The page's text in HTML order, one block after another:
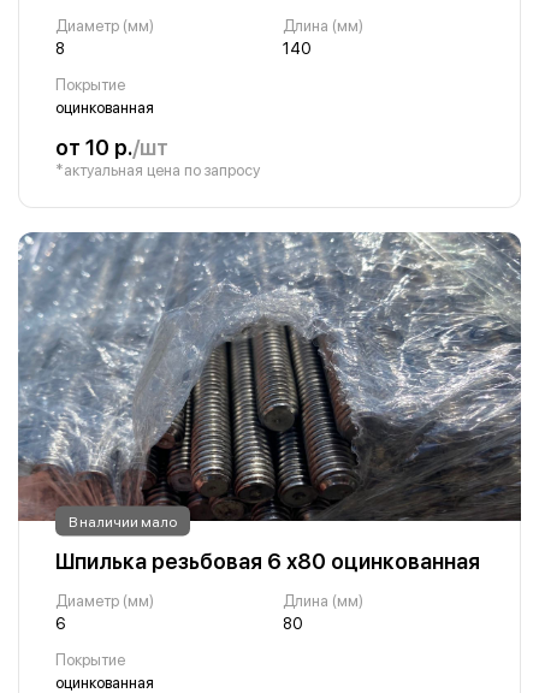
Диаметр (мм)
8
Длина (мм)
140
Покрытие
оцинкованная
от 10 р./шт
*актуальная цена по запросу
В наличии мало
Шпилька резьбовая 6 х80 оцинкованная
Диаметр (мм)
6
Длина (мм)
80
Покрытие
оцинкованная